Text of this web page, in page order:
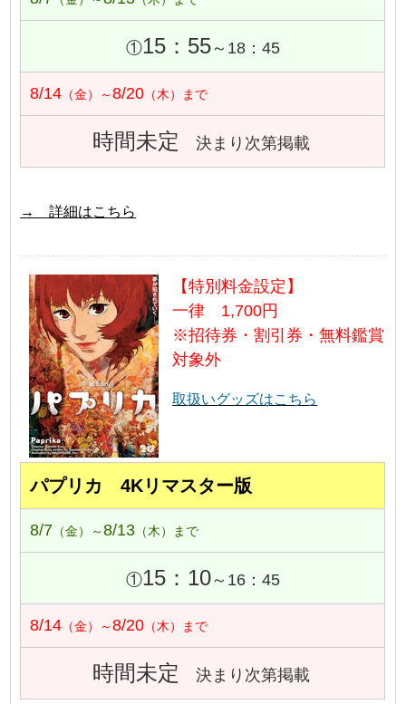
①15：55～18：45
8/14 （金）～8/20 （木）まで
時間未定 決まり次第掲載
→ 詳細はこちら
【特別料金設定】
一律 1,700円
※招待券・割引券・無料鑑賞
対象外
取扱いグッズはこちら
パプリカ 4Kリマスター版
8/7 （金）～8/13 （木）まで
①15：10～16：45
8/14 （金）～8/20 （木）まで
時間未定 決まり次第掲載